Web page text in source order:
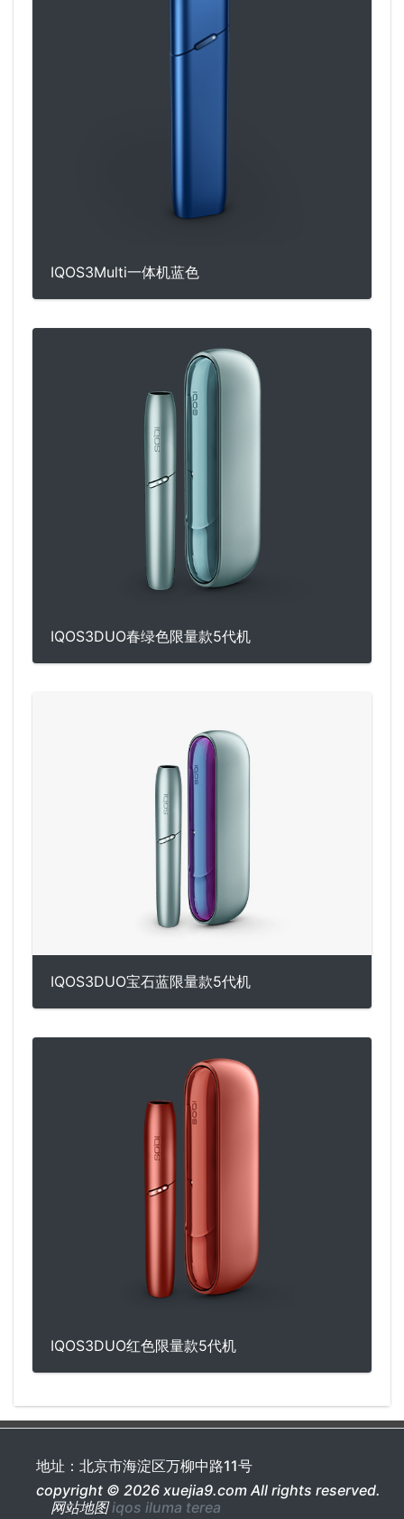
IQOS3Multi一体机蓝色
IQOS3DUO春绿色限量款5代机
IQOS3DUO宝石蓝限量款5代机
IQOS3DUO红色限量款5代机
地址：北京市海淀区万柳中路11号
copyright © 2026 xuejia9.com All rights reserved.
网站地图iqos iluma terea